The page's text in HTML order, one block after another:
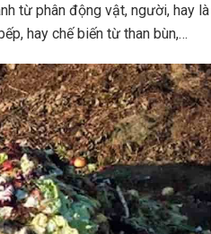
từ phân động vật, người, hay là
hay chế biến từ than bùn,…